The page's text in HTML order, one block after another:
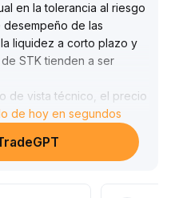
en la tolerancia al riesgo
de las
liquidez a corto plazo y
STK tienden a ser
de vista técnico, el precio
con volumen
de espera del capital
de hoy en segundos